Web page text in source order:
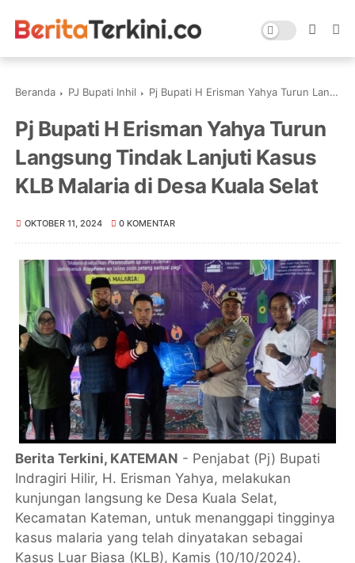
Beranda PJ Bupati Inhil Pj Bupati H Erisman Yahya Turun Langsung Tindak Lanjuti Kasus KLB Malaria di Desa Kuala Selat
Pj Bupati H Erisman Yahya Turun
Langsung Tindak Lanjuti Kasus
KLB Malaria di Desa Kuala Selat
OKTOBER 11, 2024 0 KOMENTAR
Berita Terkini, KATEMAN - Penjabat (Pj) Bupati
Indragiri Hilir, H. Erisman Yahya, melakukan
kunjungan langsung ke Desa Kuala Selat,
Kecamatan Kateman, untuk menanggapi tingginya
kasus malaria yang telah dinyatakan sebagai
Kasus Luar Biasa (KLB), Kamis (10/10/2024).